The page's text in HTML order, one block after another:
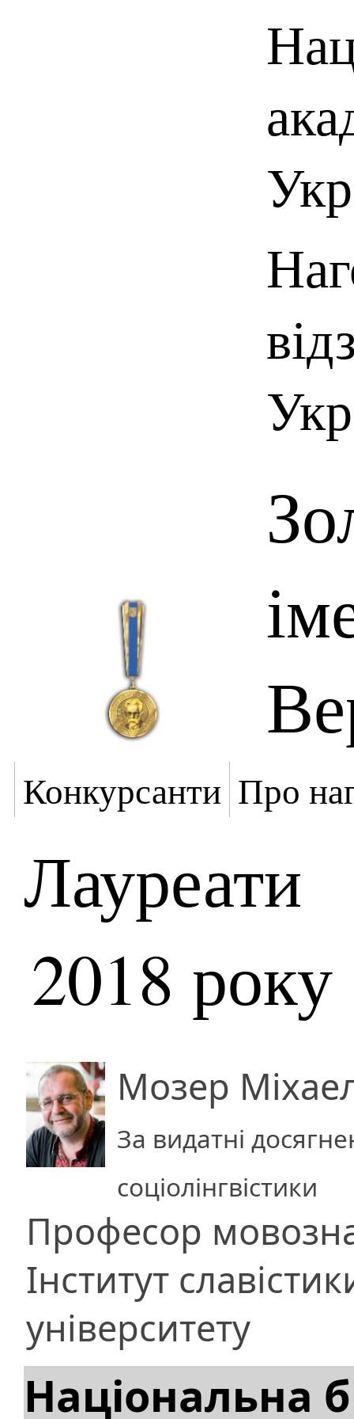
Конкурсанти Про
Лауреати
2018 року
Мозер
За видатні
соціолінгвістики
Професор
Інститут
університету
Національна